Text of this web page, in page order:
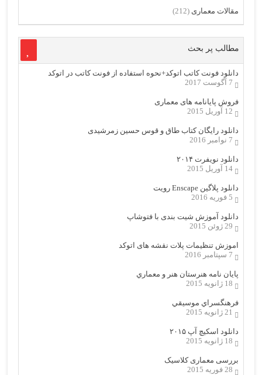
مقالات معماری (212)
مطالب پر بحث
دانلود فونت کاتب اتوکد+نحوه استفاده از فونت کاتب در اتوکد
7 آگوست 2017
فروش پایانامه های معماری
12 آوریل 2015
دانلود رایگان کتاب طاق و قوس حسین زمرشیدی
7 نوامبر 2016
دانلود نویفرت ۲۰۱۴
14 آوریل 2015
دانلود پلاگین Enscape رویت
5 فوریه 2016
دانلود آموزش شیت بندی با فتوشاپ
29 ژوئن 2015
اموزش تنظیمات پلات نقشه های اتوکد
7 سپتامبر 2016
پایان نامه هنرستان هنر و معماري
18 ژانویه 2015
فرهنگسراي موسيقي
21 ژانویه 2015
دانلود اسکیچ آپ ۲۰۱۵
18 ژانویه 2015
بررسی معماری کلاسیک
28 فوریه 2015